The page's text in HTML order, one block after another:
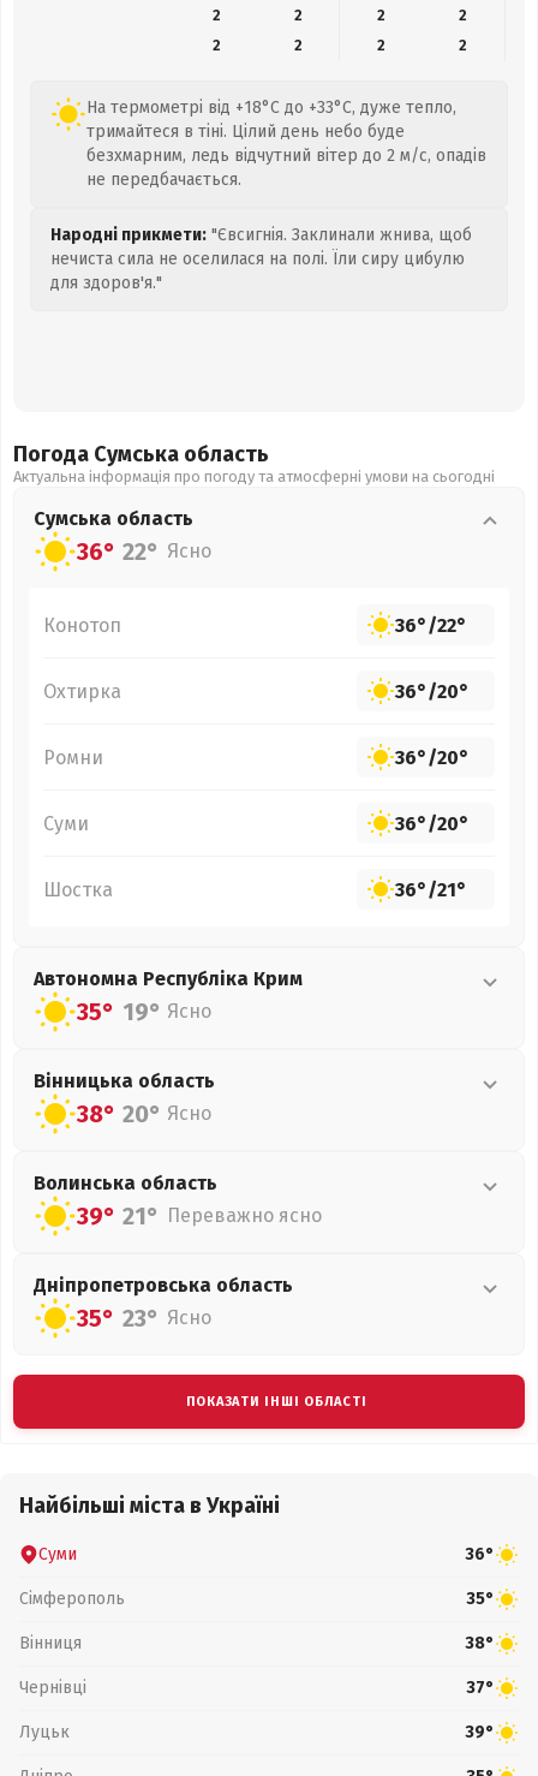
2
2 2
2
2
2 2 2
На термометрі від +18°C до +33°C, дуже тепло,
тримайтеся в тіні. Цілий день небо буде
безхмарним, ледь відчутний вітер до 2 м/с, опадів
не передбачається.
Народні прикмети: "Євсигнія. Заклинали жнива, щоб
нечиста сила не оселилася на полі. Їли сиру цибулю
для здоров'я."
Погода Сумська область
Актуальна інформація про погоду та атмосферні умови на сьогодні
Сумська область
36° 22° Ясно
Конотоп 36°/22°
Охтирка 36°/20°
Ромни 36°/20°
Суми 36°/20°
Шостка 36°/21°
Автономна Республіка Крим
35° 19° Ясно
Вінницька область
38° 20° Ясно
Волинська область
39° 21° Переважно ясно
Дніпропетровська область
35° 23° Ясно
ПОКАЗАТИ ІНШІ ОБЛАСТІ
Найбільші міста в Україні
Суми 36°
Сімферополь 35°
Вінниця 38°
Чернівці 37°
Луцьк 39°